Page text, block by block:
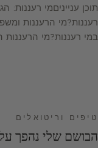
תוכן ענייניםמי
רעננות?מי הרעננות
במי רעננות?מי
טיפים וריטואלים
הבושם שלי נהפך